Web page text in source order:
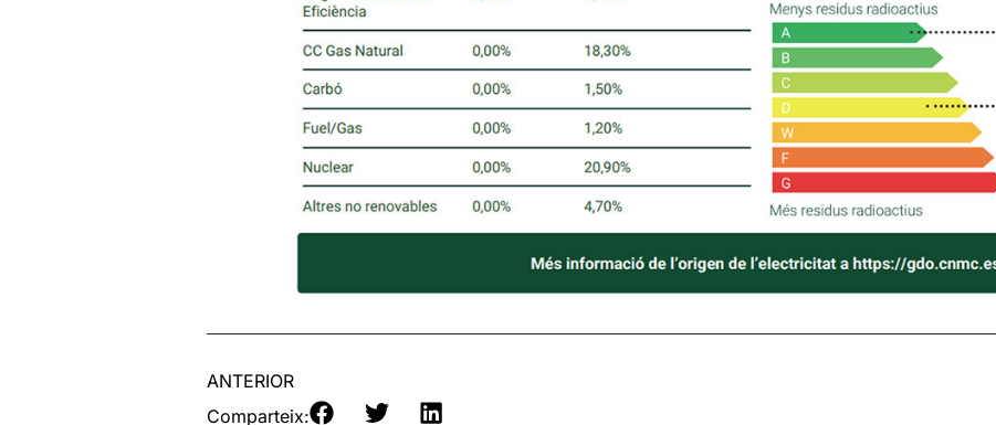
ANTERIOR
Comparteix: